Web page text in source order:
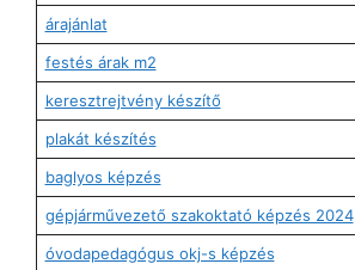
árajánlat
festés árak m2
keresztrejtvény készítő
plakát készítés
baglyos képzés
gépjárművezető szakoktató képzés 2024
óvodapedagógus okj-s képzés